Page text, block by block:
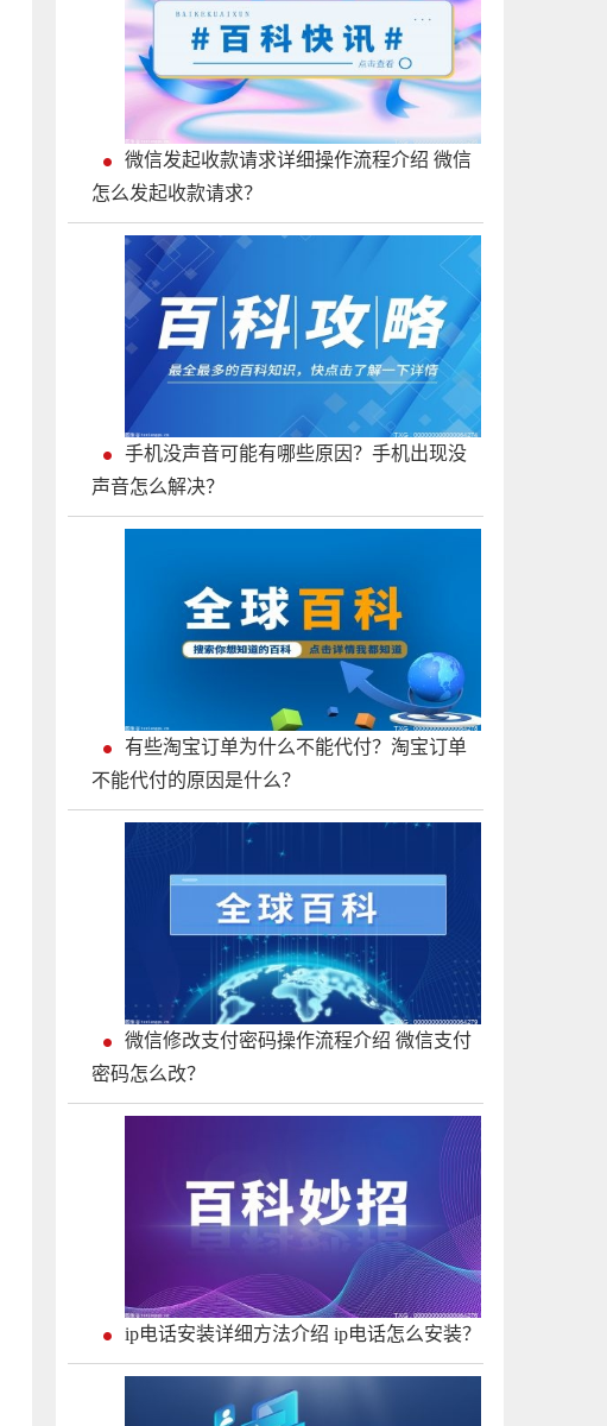
微信发起收款请求详细操作流程介绍 微信
怎么发起收款请求？
手机没声音可能有哪些原因？手机出现没
声音怎么解决？
有些淘宝订单为什么不能代付？淘宝订单
不能代付的原因是什么？
微信修改支付密码操作流程介绍 微信支付
密码怎么改？
ip电话安装详细方法介绍 ip电话怎么安装？